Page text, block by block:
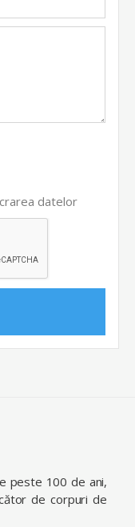
datelor
peste 100 de ani,
de corpuri de